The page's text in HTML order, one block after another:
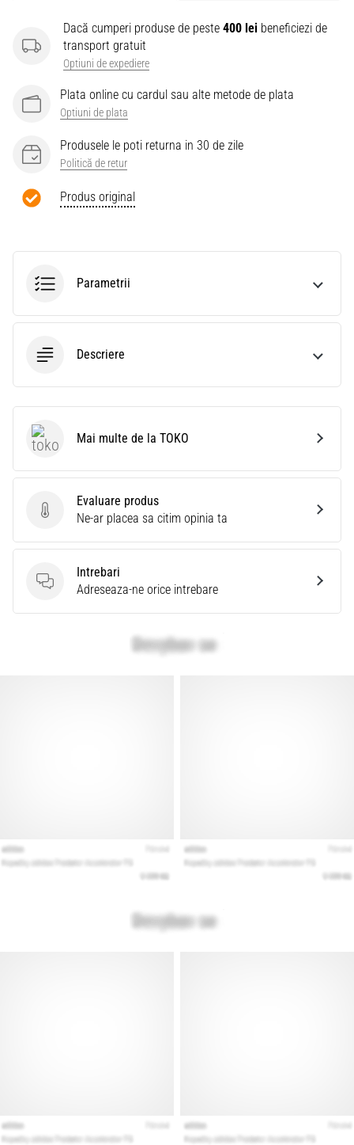
Dacă cumperi produse de peste 400 lei beneficiezi de
transport gratuit
Optiuni de expediere
Plata online cu cardul sau alte metode de plata
Optiuni de plata
Produsele le poti returna in 30 de zile
Politică de retur
Produs original
Parametrii
Descriere
Evaluare produs
Evaluare produs
Ne-ar placea sa citim opinia ta
Intrebari
Intrebari
Adreseaza-ne orice intrebare
TOKO Mai multe de la TOKO